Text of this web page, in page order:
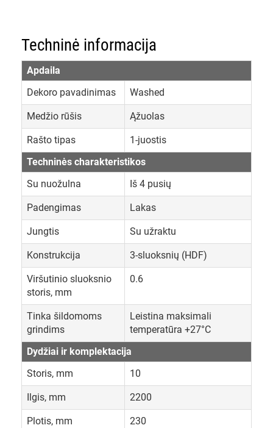
Techninė informacija
Apdaila
Dekoro pavadinimas
Washed
Medžio rūšis Ąžuolas
Rašto tipas
1-juostis
Techninės charakteristikos
Su nuožulna
Iš 4 pusių
Padengimas Lakas
Jungtis Su užraktu
Konstrukcija 3-sluoksnių (HDF)
Viršutinio sluoksnio
storis, mm
0.6
Tinka šildomoms
grindims
Leistina maksimali
temperatūra +27°C
Dydžiai ir komplektacija
Storis, mm
10
Ilgis, mm 2200
Plotis, mm 230